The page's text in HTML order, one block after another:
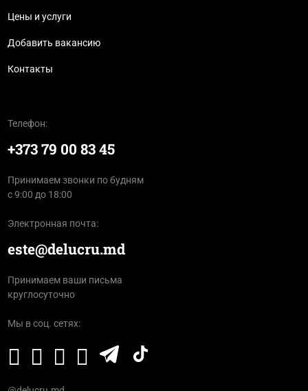
Цены и услуги
Добавить вакансию
Контакты
Телефон:
+373 79 00 83 45
Принимаем звонки по будням
с 9:00 до 18:00
Электронная почта:
este@delucru.md
Принимаем ваши письма
круглосуточно
Мы в соц. сетях: